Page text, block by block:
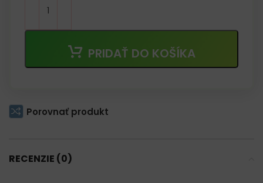
PRIDAŤ DO KOŠÍKA
Porovnať produkt
RECENZIE (0)